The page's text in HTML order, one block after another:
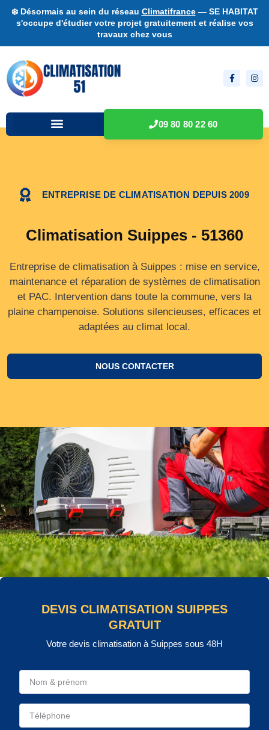
❄️ Désormais au sein du réseau Climatifrance— SE HABITAT
s'occupe d'étudier votre projet gratuitement et réalise vos
travaux chez vous
09 80 80 22 60
ENTREPRISE DE CLIMATISATION DEPUIS 2009
Climatisation Suippes - 51360
Entreprise de climatisation à Suippes : mise en service,
maintenance et réparation de systèmes de climatisation
et PAC. Intervention dans toute la commune, vers la
plaine champenoise. Solutions silencieuses, efficaces et
adaptées au climat local.
NOUS CONTACTER
DEVIS CLIMATISATION SUIPPES
GRATUIT
Votre devis climatisation à Suippes sous 48H